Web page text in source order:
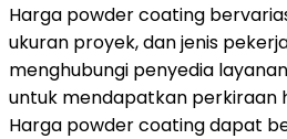
Harga powder coating
ukuran proyek, dan jenis
menghubungi penyedia
untuk mendapatkan perkiraan
Harga powder coating dapat